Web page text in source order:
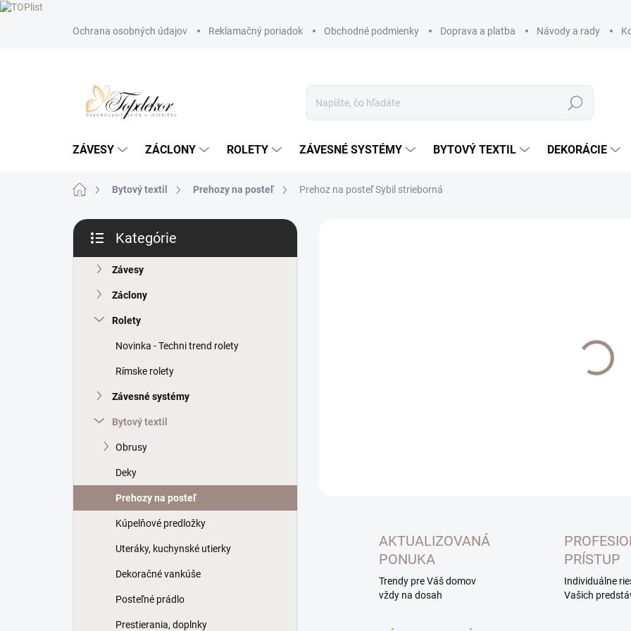
Ochrana osobných údajov Reklamačný poriadok Obchodné podmienky Doprava a platba Návody a rady
Hľadať
ZÁVESY ZÁCLONY ROLETY ZÁVESNÉ SYSTÉMY BYTOVÝ TEXTIL DEKORÁCIE
DomovBytový textil Prehozy na posteľ Prehoz na posteľ Sybil strieborná
B
č
kategórie
Kategórie
Závesy
Záclony
Rolety
Novinka - Techni trend rolety
Rímske rolety
Závesné systémy
Bytový textil
Obrusy
Deky
Prehozy na posteľ
Kúpelňové predložky
Uteráky, kuchynské utierky
Dekoračné vankúše
Posteľné prádlo
Prestierania, doplnky
AKTUALIZOVANÁ
PONUKA
Trendy pre Váš domov
vždy na dosah
PRÍSTUP
Individuálne
Vašich